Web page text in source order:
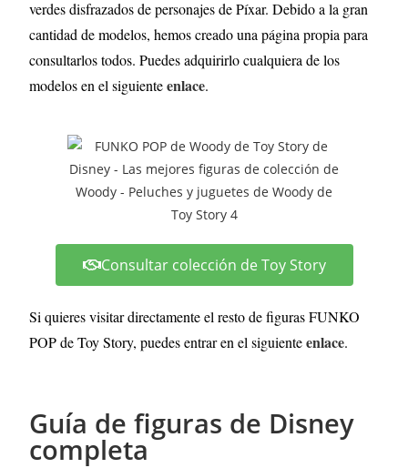
verdes disfrazados de personajes de Píxar. Debido a la gran
cantidad de modelos, hemos creado una página propia para
consultarlos todos. Puedes adquirirlo cualquiera de los
modelos en el siguienteenlace.
Consultar colección de Toy Story
Si quieres visitar directamente el resto de figuras FUNKO
POP de Toy Story, puedes entrar en el siguienteenlace.
Guía de figuras de Disney
completa